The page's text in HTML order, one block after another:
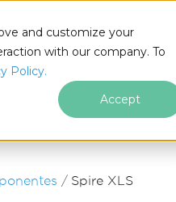
and customize your
with our company. To
Policy.
Accept
Spire XLS